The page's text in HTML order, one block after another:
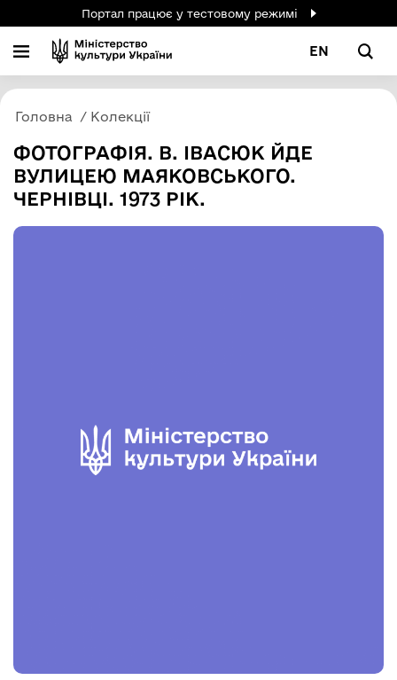
Портал працює у тестовому режимі
EN
Головна Колекції
ФОТОГРАФІЯ. В. ІВАСЮК ЙДЕ
ВУЛИЦЕЮ МАЯКОВСЬКОГО.
ЧЕРНІВЦІ. 1973 РІК.